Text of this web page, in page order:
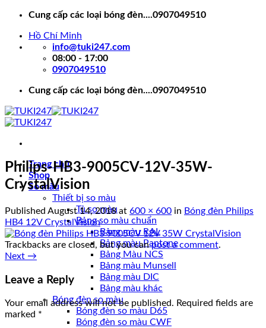
Skip
content
Cung cấp các loại bóng đèn....0907049510
Hồ Chí Minh
info@tuki247.com
08:00 - 17:00
0907049510
Cung cấp các loại bóng đèn....0907049510
Trang chủ
Shop
So màu
Thiết bị so màu
Tủ so màu
Bảng so màu chuẩn
Bảng màu RAL
Bảng màu Pantone
Bảng Màu NCS
Bảng màu Munsell
Bảng màu DIC
Bảng màu khác
Bóng đèn so màu
Bóng đèn so màu D65
Bóng đèn so màu CWF
Philips-HB3-9005CV-12V-35W-
CrystalVision
Published August 14, 2018at 600 × 600 in Bóng đèn Philips
HB4 12V CrystalVision
Trackbacks are closed, but you canpost a comment.
Next →
Leave a Reply
Your email address will not be published. Required fields are
marked *